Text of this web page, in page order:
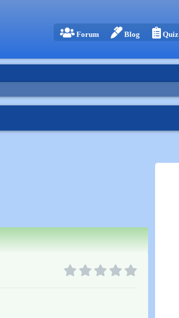
Forum Blog Quiz